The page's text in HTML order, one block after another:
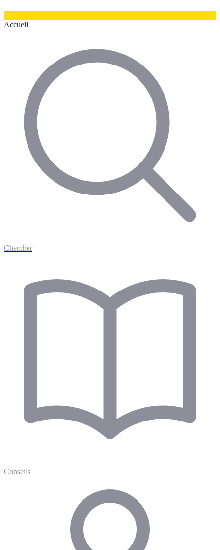
Accueil
Chercher
Conseils